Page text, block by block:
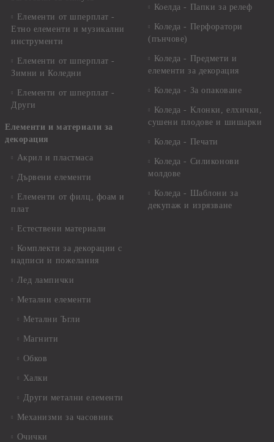
Елементи от шперплат -
Етно елементи и музикални
инструменти
Елементи от шперплат -
Зимни и Коледни
Елементи от шперплат -
Други
Елементи и материали за
декорация
Акрил и пластмаса
Дървени елементи
Елементи от филц, фоам и
плат
Естествени материали
Комплекти за декорации с
надписи и пожелания
Лед лампички
Метални елементи
Метални Ъгли
Магнити
Обков
Халки
Други метални елементи
Механизми за часовник
Очички
Коелда - Папки за релеф
Коледа - Перфоратори
(пънчове)
Коледа - Предмети и
елементи за декорация
Коледа - За опаковане
Коледа - Kлонки, елхички,
сушени плодове и шишарки
Коледа - Печати
Коледа - Силиконови
молдове
Коледа - Шаблони за
декупаж и изрязване